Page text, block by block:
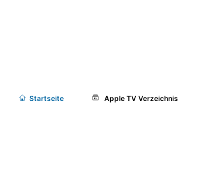
Startseite Apple TV Verzeichnis